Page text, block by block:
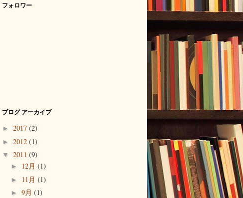
フォロワー
ブログ アーカイブ
► 2017 (2)
► 2012 (1)
▼ 2011 (9)
► 12月 (1)
► 11月 (1)
► 9月 (1)